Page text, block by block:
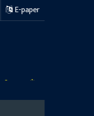
E-paper